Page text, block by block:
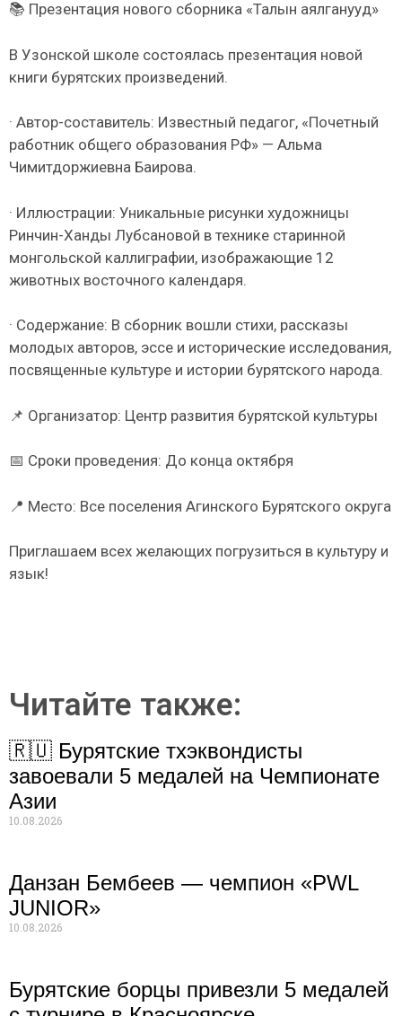
📚 Презентация нового сборника «Талын аялганууд»
В Узонской школе состоялась презентация новой
книги бурятских произведений.
· Автор-составитель: Известный педагог, «Почетный
работник общего образования РФ» — Альма
Чимитдоржиевна Баирова.
· Иллюстрации: Уникальные рисунки художницы
Ринчин-Ханды Лубсановой в технике старинной
монгольской каллиграфии, изображающие 12
животных восточного календаря.
· Содержание: В сборник вошли стихи, рассказы
молодых авторов, эссе и исторические исследования,
посвященные культуре и истории бурятского народа.
📌 Организатор: Центр развития бурятской культуры
📅 Сроки проведения: До конца октября
📍 Место: Все поселения Агинского Бурятского округа
Приглашаем всех желающих погрузиться в культуру и
язык!
Читайте также:
🇷🇺 Бурятские тхэквондисты
завоевали 5 медалей на Чемпионате
Азии
10.08.2026
Данзан Бембеев — чемпион «PWL
JUNIOR»
10.08.2026
Бурятские борцы привезли 5 медалей